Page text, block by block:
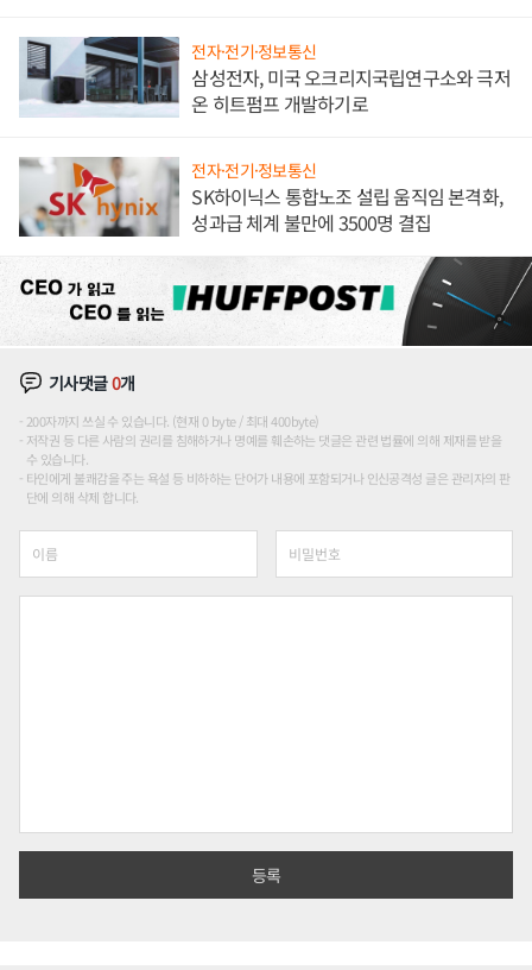
전자·전기·정보통신
삼성전자, 미국 오크리지국립연구소와 극저
온 히트펌프 개발하기로
전자·전기·정보통신
SK하이닉스 통합노조 설립 움직임 본격화,
성과급 체계 불만에 3500명 결집
기사댓글0개
200자까지 쓰실 수 있습니다. (현재 0 byte / 최대 400byte)
저작권 등 다른 사람의 권리를 침해하거나 명예를 훼손하는 댓글은 관련 법률에 의해 제재를 받을
수 있습니다.
타인에게 불쾌감을 주는 욕설 등 비하하는 단어가 내용에 포함되거나 인신공격성 글은 관리자의 판
단에 의해 삭제 합니다.